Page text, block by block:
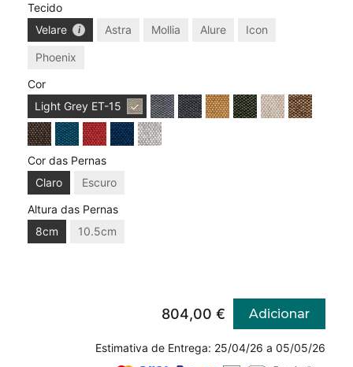
Tecido
Velare
Astra Mollia Alure Icon
Phoenix
Cor
Light Grey ET-15
Cor das Pernas
Claro
Escuro
Altura das Pernas
8cm
10.5cm
804,00 € Adicionar
Estimativa de Entrega: 25/04/26 a 05/05/26